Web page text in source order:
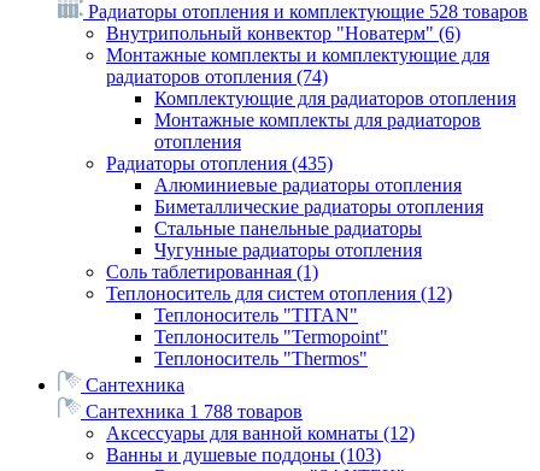
Радиаторы отопления и комплектующие 528 товаров
Внутрипольный конвектор "Новатерм" (6)
Монтажные комплекты и комплектующие для
радиаторов отопления (74)
Комплектующие для радиаторов отопления
Монтажные комплекты для радиаторов
отопления
Радиаторы отопления (435)
Алюминиевые радиаторы отопления
Биметаллические радиаторы отопления
Стальные панельные радиаторы
Чугунные радиаторы отопления
Соль таблетированная (1)
Теплоноситель для систем отопления (12)
Теплоноситель "TITAN"
Теплоноситель "Termopoint"
Теплоноситель "Thermos"
Сантехника
Сантехника 1 788 товаров
Аксессуары для ванной комнаты (12)
Ванны и душевые поддоны (103)